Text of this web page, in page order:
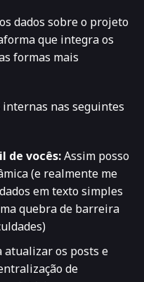
dados sobre o projeto
que integra os
formas mais
internas nas seguintes
de vocês:Assim posso
(e realmente me
em texto simples
quebra de barreira
atualizar os posts e
de